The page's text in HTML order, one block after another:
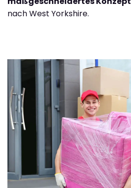
nach West Yorkshire.